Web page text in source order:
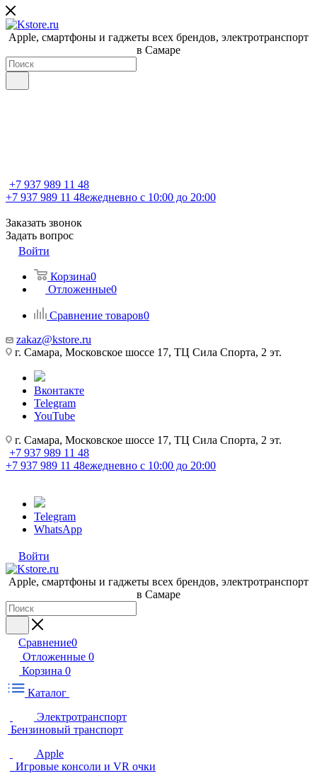
Apple, cмартфоны и гаджеты всех брендов, электротранспорт
в Самаре
+7 937 989 11 48
+7 937 989 11 48ежедневно с 10:00 до 20:00
Заказать звонок
Задать вопрос
Войти
Корзина0
Отложенные0
Сравнение товаров0
zakaz@kstore.ru
г. Самара, Московское шоссе 17, ТЦ Сила Спорта, 2 эт.
Вконтакте
Telegram
YouTube
г. Самара, Московское шоссе 17, ТЦ Сила Спорта, 2 эт.
+7 937 989 11 48
+7 937 989 11 48ежедневно с 10:00 до 20:00
Telegram
WhatsApp
Войти
Apple, cмартфоны и гаджеты всех брендов, электротранспорт
в Самаре
Сравнение0
Отложенные 0
Корзина 0
Каталог
Электротранспорт
Бензиновый транспорт
Apple
Игровые консоли и VR очки